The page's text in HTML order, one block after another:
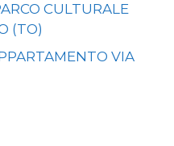
CULTURALE
(TO)
VIA